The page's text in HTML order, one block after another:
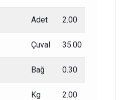
Adet 2.00
Çuval 35.00
Bağ 0.30
Kg 2.00